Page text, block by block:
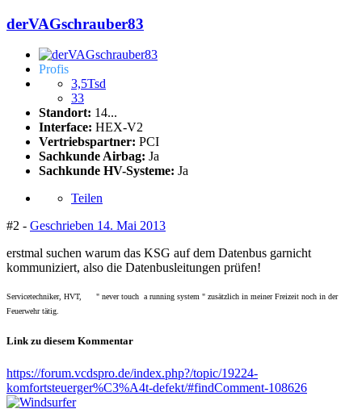
derVAGschrauber83
Profis
3,5Tsd
33
Standort: 14...
Interface: HEX-V2
Vertriebspartner: PCI
Sachkunde Airbag: Ja
Sachkunde HV-Systeme: Ja
Teilen
#2 - Geschrieben 14. Mai 2013
erstmal suchen warum das KSG auf dem Datenbus garnicht
kommuniziert, also die Datenbusleitungen prüfen!
Servicetechniker, HVT, " never touch a running system " zusätzlich in meiner Freizeit noch in der
Feuerwehr tätig.
Link zu diesem Kommentar
https://forum.vcdspro.de/index.php?/topic/19224-
komfortsteuerger%C3%A4t-defekt/#findComment-108626